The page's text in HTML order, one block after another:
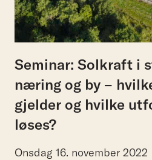
Seminar: Solkraft i
næring og by –
gjelder og hvilke
løses?
Onsdag 16. november 2022